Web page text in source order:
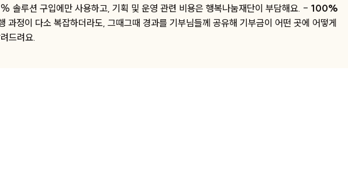
솔루션 구입에만 사용하고, 기획 및 운영 관련 비용은 행복나눔재단이 부담해요. - 100%
과정이 다소 복잡하더라도, 그때그때 경과를 기부님들께 공유해 기부금이 어떤 곳에 어떻게
드려요.